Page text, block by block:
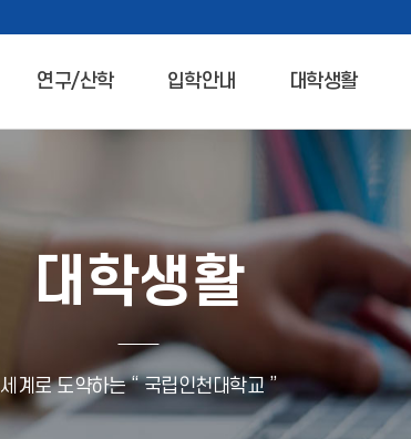
연구/산학 입학안내 대학생활
대학생활
세계로 도약하는 “ 국립인천대학교 ”